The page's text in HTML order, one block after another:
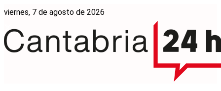
viernes, 7 de agosto de 2026